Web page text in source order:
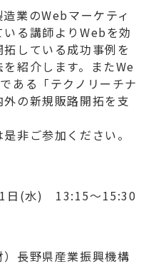
業のWebマーケティ
る講師よりWebを効
している成功事例を
紹介します。またWe
ある「テクノリーチナ
の新規販路開拓を支
非ご参加ください。
(水) 13:15～15:30
野県産業振興機構